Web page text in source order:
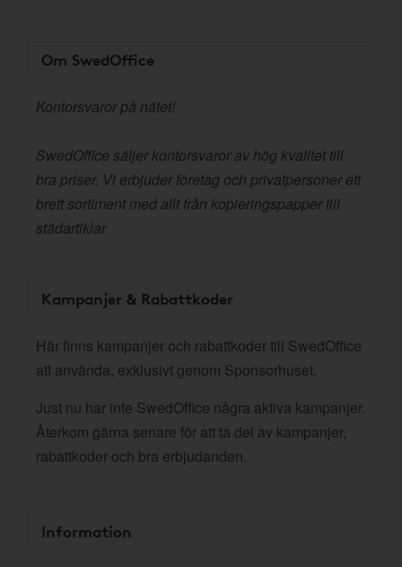
Om SwedOffice
Kontorsvaror på nätet!
SwedOffice säljer kontorsvaror av hög kvalitet till
bra priser. Vi erbjuder företag och privatpersoner ett
brett sortiment med allt från kopieringspapper till
städartiklar
Kampanjer & Rabattkoder
Här finns kampanjer och rabattkoder till SwedOffice
att använda, exklusivt genom Sponsorhuset.
Just nu har inte SwedOffice några aktiva kampanjer.
Återkom gärna senare för att ta del av kampanjer,
rabattkoder och bra erbjudanden.
Information